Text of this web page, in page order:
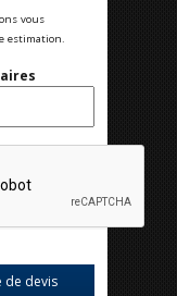
vous
estimation.